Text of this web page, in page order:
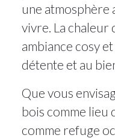
une atmosphère
vivre. La chaleur
ambiance cosy
détente et au
Que vous
bois comme lieu
comme refuge